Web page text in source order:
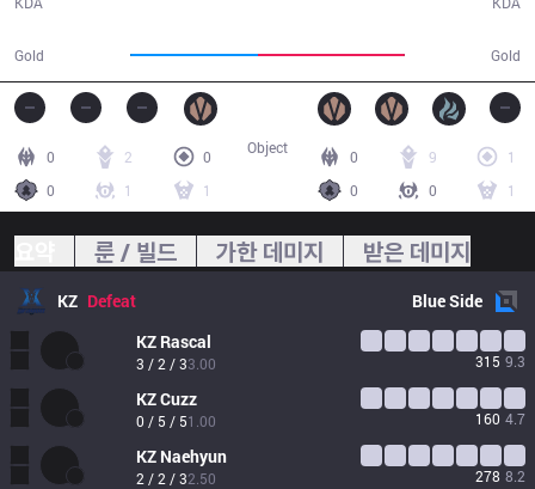
Gold Gold
0 2
0
0
1 1
0 9
1
0
0 1
Object
룬 / 빌드 가한 데미지 받은 데미지
KZ Defeat BlueSide
KZ Rascal
3 / 2 / 33.00 315 9.3
KZCuzz
0 / 5 / 51.00 160 4.7
KZ Naehyun
2 / 2 / 32.50 278 8.2